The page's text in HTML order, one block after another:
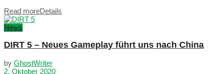
Read moreDetails
News
DIRT 5 – Neues Gameplay führt uns nach China
by GhostWriter
2. Oktober 2020